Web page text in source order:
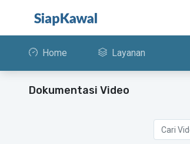
Home Layanan
Dokumentasi Video